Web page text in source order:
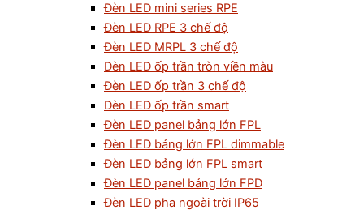
Đèn LED mini series RPE
Đèn LED RPE 3 chế độ
Đèn LED MRPL 3 chế độ
Đèn LED ốp trần tròn viền màu
Đèn LED ốp trần 3 chế độ
Đèn LED ốp trần smart
Đèn LED panel bảng lớn FPL
Đèn LED bảng lớn FPL dimmable
Đèn LED bảng lớn FPL smart
Đèn LED panel bảng lớn FPD
Đèn LED pha ngoài trời IP65